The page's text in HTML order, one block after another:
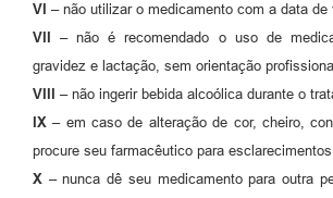
VI – não utilizar o medicamento com a data de
VII –não é recomendado o uso de
gravidez e lactação, sem orientação
VIII –não ingerir bebida alcoólica durante o
IX – em caso de alteração de cor, cheiro,
procure seu farmacêutico para
X –nunca dê seu medicamento para outra